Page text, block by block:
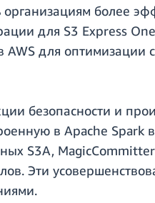
более
для S3 Express
для оптимизации
безопасности и
в Apache Spark
S3A,
Эти